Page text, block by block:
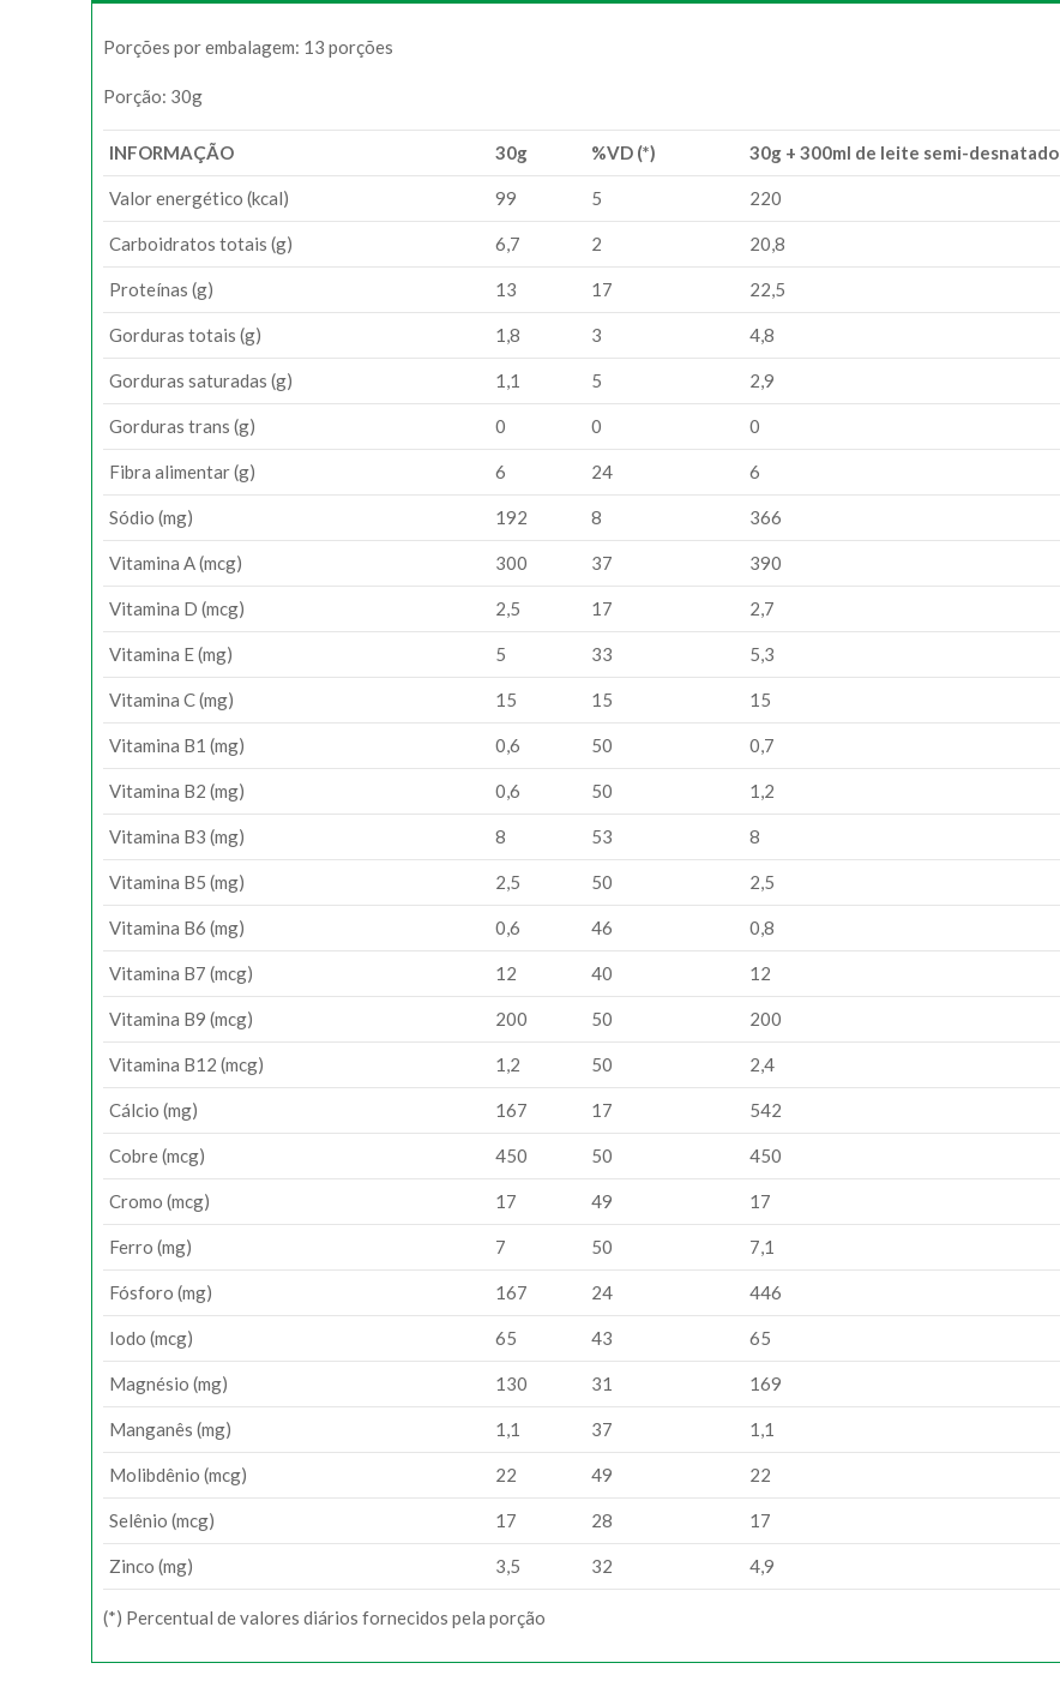
Porções por embalagem: 13 porções
Porção: 30g
INFORMAÇÃO 30g %VD (*) 30g + 300ml de leite semi-desnatado
Valor energético (kcal) 99 5 220
Carboidratos totais (g) 6,7 2 20,8
Proteínas (g) 13 17 22,5
Gorduras totais (g) 1,8 3 4,8
Gorduras saturadas (g) 1,1 5 2,9
Gorduras trans (g) 0 0 0
Fibra alimentar (g) 6 24 6
Sódio (mg) 192 8 366
Vitamina A (mcg) 300 37 390
Vitamina D (mcg) 2,5 17 2,7
Vitamina E (mg) 5 33 5,3
Vitamina C (mg) 15 15 15
Vitamina B1 (mg) 0,6 50 0,7
Vitamina B2 (mg) 0,6 50 1,2
Vitamina B3 (mg) 8 53 8
Vitamina B5 (mg) 2,5 50 2,5
Vitamina B6 (mg) 0,6 46 0,8
Vitamina B7 (mcg) 12 40 12
Vitamina B9 (mcg) 200 50 200
Vitamina B12 (mcg) 1,2 50 2,4
Cálcio (mg) 167 17 542
Cobre (mcg) 450 50 450
Cromo (mcg) 17 49 17
Ferro (mg) 7 50 7,1
Fósforo (mg) 167 24 446
Iodo (mcg) 65 43 65
Magnésio (mg) 130 31 169
Manganês (mg) 1,1 37 1,1
Molibdênio (mcg) 22 49 22
Selênio (mcg) 17 28 17
Zinco (mg) 3,5 32 4,9
(*) Percentual de valores diários fornecidos pela porção